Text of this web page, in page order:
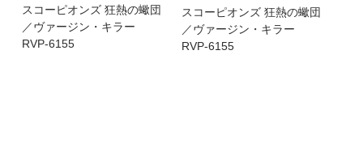
スコーピオンズ 狂熱の蠍団
／ヴァージン・キラー
RVP-6155
スコーピオンズ 狂熱の蠍団
／ヴァージン・キラー
RVP-6155